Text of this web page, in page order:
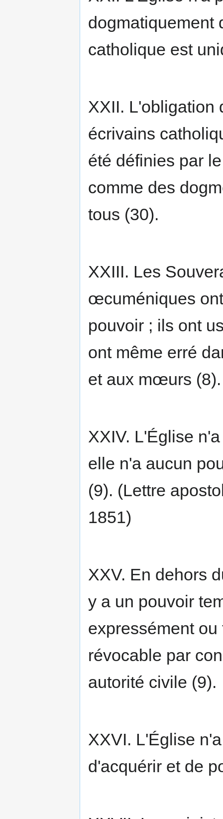
dogmatiquement
catholique est
XXII. L'obligation
écrivains
été définies par
comme des
tous (30).
XXIII. Les
œcuméniques
pouvoir ; ils ont
ont même erré
et aux mœurs (8).
XXIV. L'Église
elle n'a aucun
(9). (Lettre
1851)
XXV. En dehors
y a un pouvoir
expressément
révocable par
autorité civile (9).
XXVI. L'Église
d'acquérir et de